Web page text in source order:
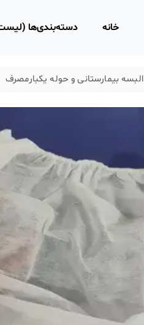
خانه دسته‌بندی‌ها
روپوش و اسکراب
محلول‌های ضد
محصولات و
محصولات
فیزیوتراپی
تجهیزات امداد و
ابزار و تجهیزات
معاینه
محصولات خانگی
بهداشتی
محصولات
البسه بیمارستانی و حوله یکبارمصرف